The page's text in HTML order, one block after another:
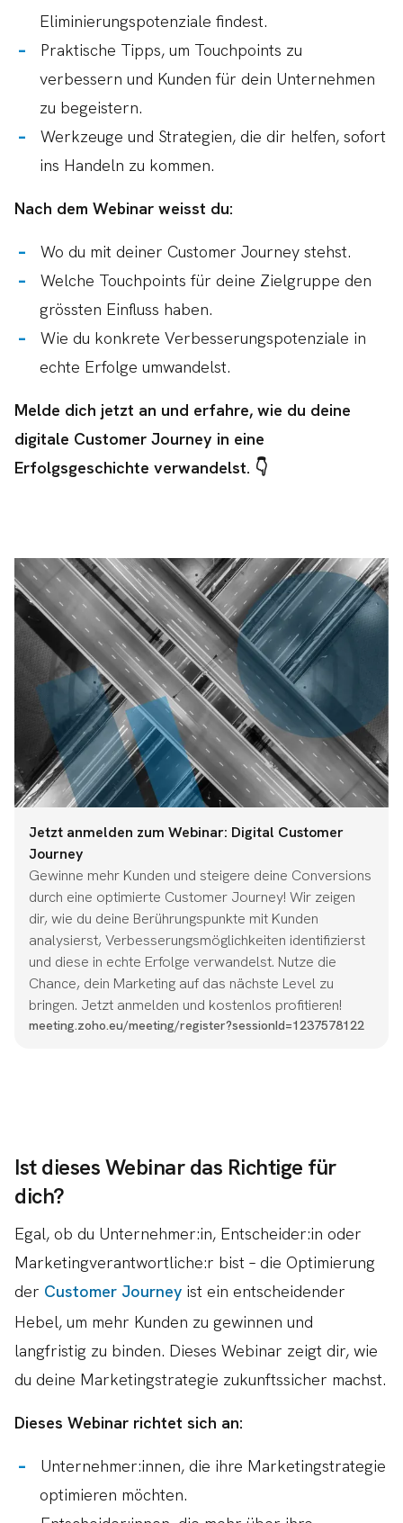
Eliminierungspotenziale findest.
Praktische Tipps, um Touchpoints zu
verbessern und Kunden für dein Unternehmen
zu begeistern.
Werkzeuge und Strategien, die dir helfen, sofort
ins Handeln zu kommen.
Nach dem Webinar weisst du:
Wo du mit deiner Customer Journey stehst.
Welche Touchpoints für deine Zielgruppe den
grössten Einfluss haben.
Wie du konkrete Verbesserungspotenziale in
echte Erfolge umwandelst.
Melde dich jetzt an und erfahre, wie du deine
digitale Customer Journey in eine
Erfolgsgeschichte verwandelst. 👇
Jetzt anmelden zum Webinar: Digital Customer
Journey
Gewinne mehr Kunden und steigere deine Conversions
durch eine optimierte Customer Journey! Wir zeigen
dir, wie du deine Berührungspunkte mit Kunden
analysierst, Verbesserungsmöglichkeiten identifizierst
und diese in echte Erfolge verwandelst. Nutze die
Chance, dein Marketing auf das nächste Level zu
bringen. Jetzt anmelden und kostenlos profitieren!
meeting.zoho.eu/meeting/register?sessionId=1237578122
Ist dieses Webinar das Richtige für
dich?
Egal, ob du Unternehmer:in, Entscheider:in oder
Marketingverantwortliche:r bist – die Optimierung
der Customer Journey ist ein entscheidender
Hebel, um mehr Kunden zu gewinnen und
langfristig zu binden. Dieses Webinar zeigt dir, wie
du deine Marketingstrategie zukunftssicher machst.
Dieses Webinar richtet sich an:
Unternehmer:innen, die ihre Marketingstrategie
optimieren möchten.